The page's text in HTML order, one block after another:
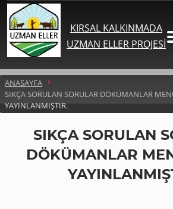
KIRSAL KALKINMADA
UZMAN ELLER PROJESİ
ANASAYFA
SIKÇA SORULAN SORULAR DÖKÜMANLAR
YAYINLANMIŞTIR.
SIKÇA SORULAN
DÖKÜMANLAR